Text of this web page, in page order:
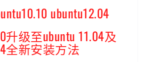
ubuntu12.04
升级至ubuntu 11.04及
全新安装方法